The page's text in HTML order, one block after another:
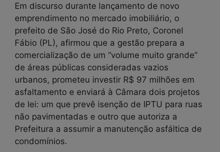
Em discurso durante lançamento de novo
emprendimento no mercado imobiliário, o
prefeito de São José do Rio Preto, Coronel
Fábio (PL), afirmou que a gestão prepara a
comercialização de um “volume muito grande”
de áreas públicas consideradas vazios
urbanos, prometeu investir R$ 97 milhões em
asfaltamento e enviará à Câmara dois projetos
de lei: um que prevê isenção de IPTU para ruas
não pavimentadas e outro que autoriza a
Prefeitura a assumir a manutenção asfáltica de
condomínios.